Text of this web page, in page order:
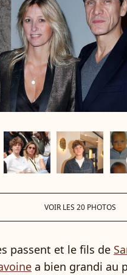
VOIR LES 20 PHOTOS
passent et le fils de
a bien grandi au